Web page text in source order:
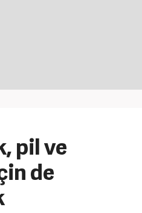
pil ve
de